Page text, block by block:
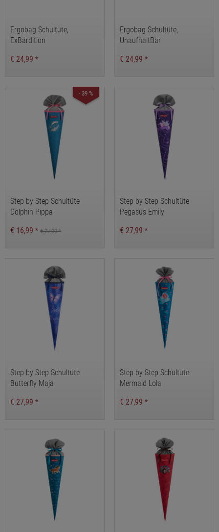
Ergobag Schultüte,
ExBärdition
€ 24,99 *
Ergobag Schultüte,
UnaufhaltBär
€ 24,99 *
- 39 %
Step by Step Schultüte
Dolphin Pippa
€ 16,99 * € 27,99*
Step by Step Schultüte
Pegasus Emily
€ 27,99 *
Step by Step Schultüte
Butterfly Maja
€ 27,99 *
Step by Step Schultüte
Mermaid Lola
€ 27,99 *